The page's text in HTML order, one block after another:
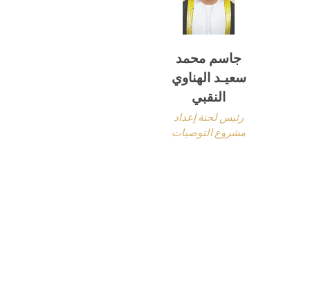
جاسم محمد
سعيـد الهناوي
النقبي
رئيس لجنة إعداد
مشروع التوصيات